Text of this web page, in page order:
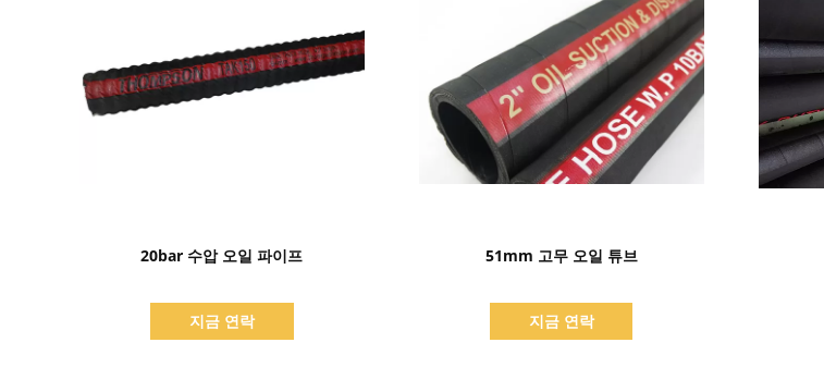
20bar 수압 오일 파이프
지금 연락
51mm 고무 오일 튜브
지금 연락